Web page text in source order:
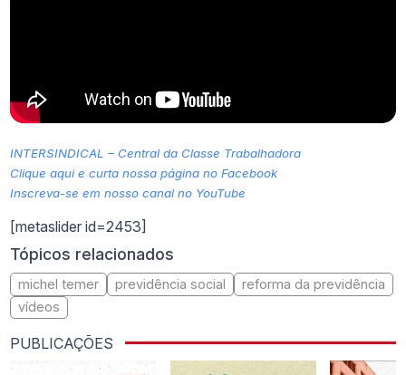
INTERSINDICAL – Central da Classe Trabalhadora
Clique aqui e curta nossa página no Facebook
Inscreva-se em nosso canal no YouTube
[metaslider id=2453]
Tópicos relacionados
michel temer previdência social
reforma da previdência
vídeos
PUBLICAÇÕES